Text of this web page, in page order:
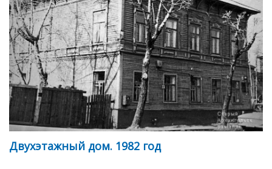
Двухэтажный дом. 1982 год